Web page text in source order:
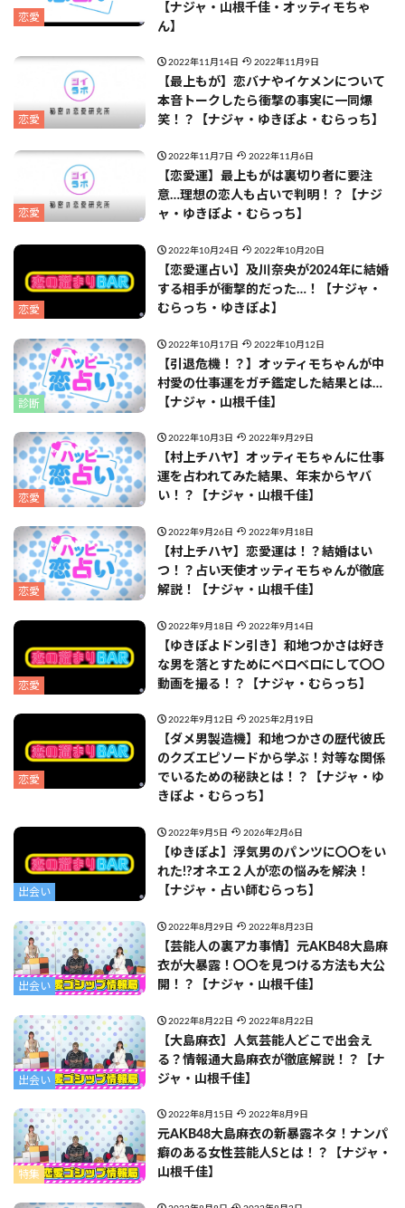
恋愛
【ナジャ・山根千佳・オッティモちゃ
ん】
恋愛
2022年11月14日 2022年11月9日
【最上もが】恋バナやイケメンについて
本音トークしたら衝撃の事実に一同爆
笑！？【ナジャ・ゆきぽよ・むらっち】
恋愛
2022年11月7日 2022年11月6日
【恋愛運】最上もがは裏切り者に要注
意…理想の恋人も占いで判明！？【ナジ
ャ・ゆきぽよ・むらっち】
恋愛
2022年10月24日 2022年10月20日
【恋愛運占い】及川奈央が2024年に結婚
する相手が衝撃的だった…！【ナジャ・
むらっち・ゆきぽよ】
診断
2022年10月17日 2022年10月12日
【引退危機！？】オッティモちゃんが中
村愛の仕事運をガチ鑑定した結果とは…
【ナジャ・山根千佳】
恋愛
2022年10月3日 2022年9月29日
【村上チハヤ】オッティモちゃんに仕事
運を占われてみた結果、年末からヤバ
い！？【ナジャ・山根千佳】
恋愛
2022年9月26日 2022年9月18日
【村上チハヤ】恋愛運は！？結婚はい
つ！？占い天使オッティモちゃんが徹底
解説！【ナジャ・山根千佳】
恋愛
2022年9月18日 2022年9月14日
【ゆきぽよドン引き】和地つかさは好き
な男を落とすためにベロベロにして〇〇
動画を撮る！？【ナジャ・むらっち】
恋愛
2022年9月12日 2025年2月19日
【ダメ男製造機】和地つかさの歴代彼氏
のクズエピソードから学ぶ！対等な関係
でいるための秘訣とは！？【ナジャ・ゆ
きぽよ・むらっち】
出会い
2022年9月5日 2026年2月6日
【ゆきぽよ】浮気男のパンツに〇〇をい
れた!?オネエ２人が恋の悩みを解決！
【ナジャ・占い師むらっち】
出会い
2022年8月29日 2022年8月23日
【芸能人の裏アカ事情】元AKB48大島麻
衣が大暴露！〇〇を見つける方法も大公
開！？【ナジャ・山根千佳】
出会い
2022年8月22日 2022年8月22日
【大島麻衣】人気芸能人どこで出会え
る？情報通大島麻衣が徹底解説！？【ナ
ジャ・山根千佳】
特集
2022年8月15日 2022年8月9日
元AKB48大島麻衣の新暴露ネタ！ナンパ
癖のある女性芸能人Sとは！？【ナジャ・
山根千佳】